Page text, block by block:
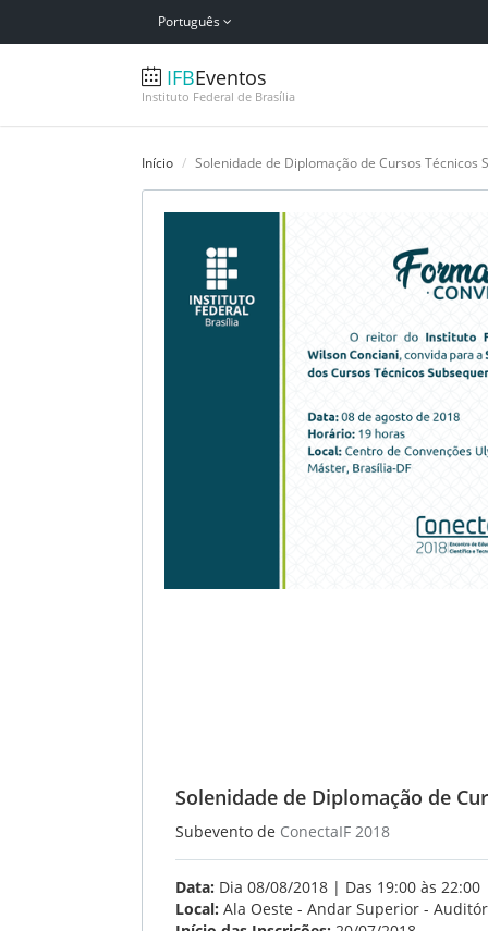
Português
IFBEventos
Instituto Federal de Brasília
Início Solenidade de Diplomação de Cursos Técnicos
Solenidade de Diplomação de
Subevento de ConectaIF 2018
Data: Dia 08/08/2018 | Das 19:00 às 22:00
Local: Ala Oeste - Andar Superior -